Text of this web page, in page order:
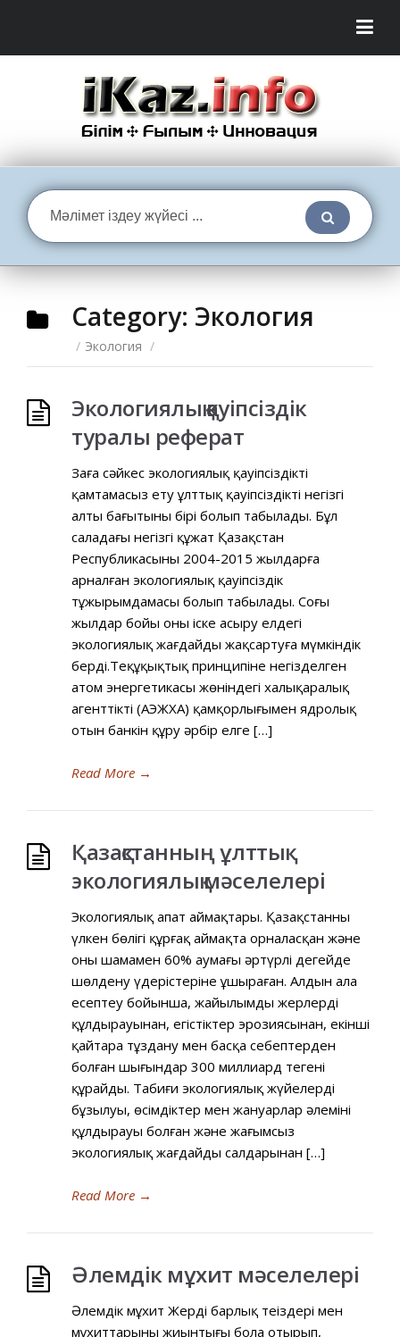
Category: Экология
/ Экология /
Экологиялық қауіпсіздік
туралы реферат
Заңға сәйкес экологиялық қауіпсіздікті
қамтамасыз ету ұлттық қауіпсіздіктің негізгі
алты бағытының бірі болып табылады. Бұл
саладағы негізгі құжат Қазақстан
Республикасының 2004-2015 жылдарға
арналған экологиялық қауіпсіздік
тұжырымдамасы болып табылады. Соңғы
жылдар бойы оны іске асыру елдегі
экологиялық жағдайды жақсартуға мүмкіндік
берді.Теңқұқықтық принципіне негізделген
атом энергетикасы жөніндегі халықаралық
агенттіктің (АЭЖХА) қамқорлығымен ядролық
отын банкін құру әрбір елге […]
Read More →
Қазақстанның ұлттық
экологиялық мәселелері
Экологиялық апат аймақтары. Қазақстанның
үлкен бөлігі құрғақ аймақта орналасқан және
оның шамамен 60% аумағы әртүрлі деңгейде
шөлдену үдерістеріне ұшыраған. Алдын ала
есептеу бойынша, жайылымды жерлердің
құлдырауынан, егістіктер эрозиясынан, екінші
қайтара тұздану мен басқа себептерден
болған шығындар 300 миллиард теңгені
құрайды. Табиғи экологиялық жүйелердің
бұзылуы, өсімдіктер мен жануарлар әлемінің
құлдырауы болған және жағымсыз
экологиялық жағдайдың салдарынан […]
Read More →
Әлемдік мұхит мәселелері
Әлемдік мұхит Жердің барлық теңіздері мен
мұхиттарының жиынтығы бола отырып,